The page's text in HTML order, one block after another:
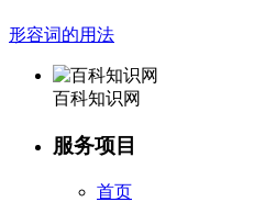
形容词的用法
百科知识网
服务项目
首页